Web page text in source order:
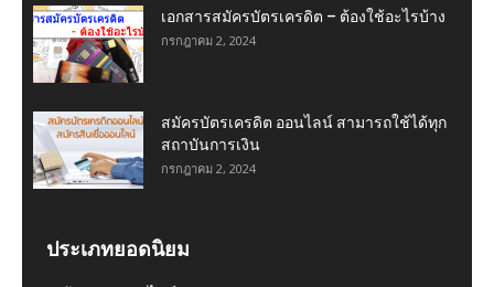
เอกสารสมัครบัตรเครดิต – ต้องใช้อะไรบ้าง
กรกฎาคม 2, 2024
สมัครบัตรเครดิต ออนไลน์ สามารถใช้ได้ทุก
สถาบันการเงิน
กรกฎาคม 2, 2024
ประเภทยอดนิยม